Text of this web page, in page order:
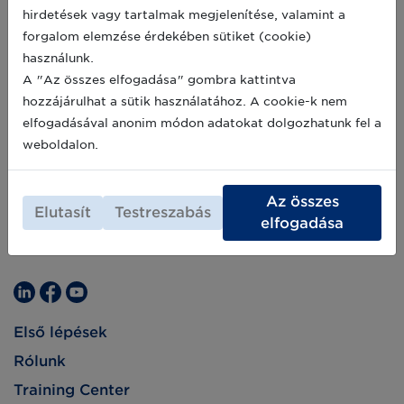
előadásai olyan kórházi gyakorlatokat
dolgoznak fel, amelyeknek a tapasztalataiból
az egészségügyi szektor szereplői világszerte
profitálhatnak, tanulhatnak.
2021-08-04
Első lépések
Rólunk
Training Center
hirdetések vagy tartalmak megjelenítése, valamint a
forgalom elemzése érdekében sütiket (cookie)
használunk.
A "Az összes elfogadása" gombra kattintva
hozzájárulhat a sütik használatához. A cookie-k nem
elfogadásával anonim módon adatokat dolgozhatunk fel a
weboldalon.
Elutasít Testreszabás
Az összes
elfogadása